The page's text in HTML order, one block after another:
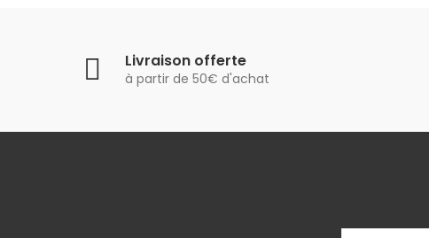
Livraison offerte
à partir de 50€ d'achat